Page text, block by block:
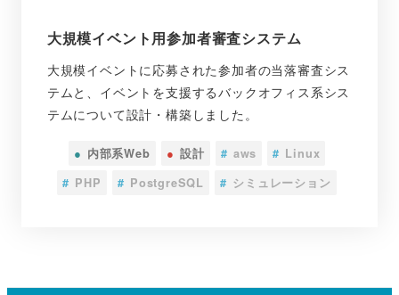
大規模イベント用参加者審査システム
大規模イベントに応募された参加者の当落審査シス
テムと、イベントを支援するバックオフィス系シス
テムについて設計・構築しました。
● 内部系Web ● 設計 # aws # Linux
# PHP # PostgreSQL # シミュレーション